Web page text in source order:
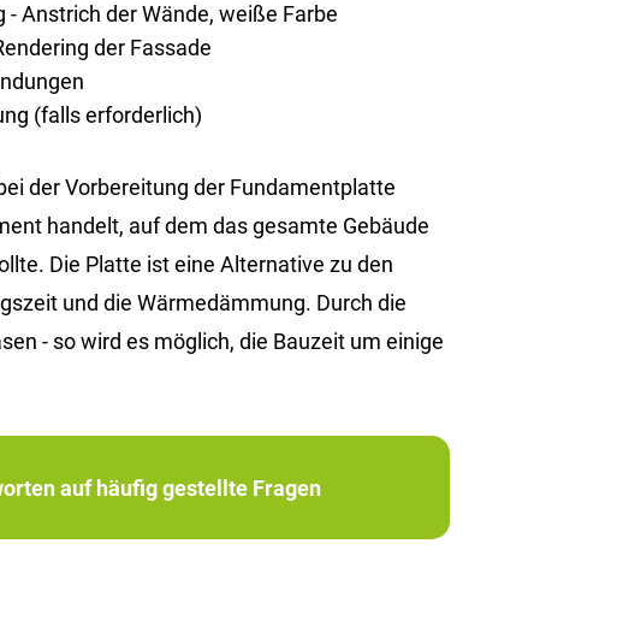
- Anstrich der Wände, weiße Farbe
der Fassade
(falls erforderlich)
der Vorbereitung der Fundamentplatte
handelt, auf dem das gesamte Gebäude
Die Platte ist eine Alternative zu den
und die Wärmedämmung. Durch die
- so wird es möglich, die Bauzeit um einige
auf häufig gestellte Fragen